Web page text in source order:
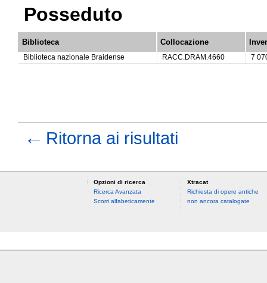
Posseduto
Biblioteca Collocazione
Biblioteca nazionale Braidense RACC.DRAM.4660 7
← Ritorna ai risultati
Opzioni di ricerca
Ricerca Avanzata
Scorri alfabeticamente
Xtracat
Richiesta di opere antiche
non ancora catalogate